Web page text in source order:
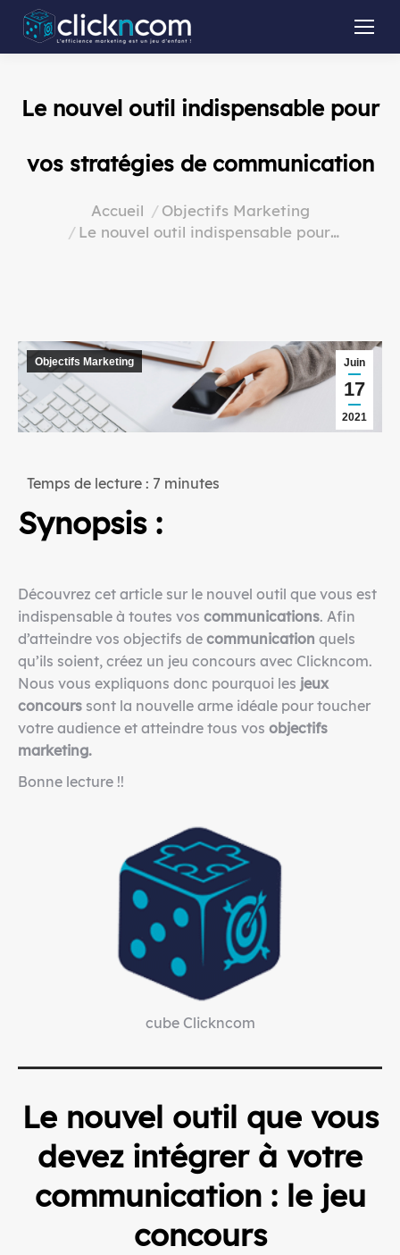
Le nouvel outil indispensable pour
vos stratégies de communication
Vous êtes ici :Accueil
Objectifs Marketing
Le nouvel outil indispensable pour…
Juin
17
2021
Objectifs Marketing
Temps de lecture : 7 minutes
Synopsis :
Découvrez cet article sur le nouvel outil que vous est
indispensable à toutes vos communications. Afin
d’atteindre vos objectifs de communication quels
qu’ils soient, créez un jeu concours avec Clickncom.
Nous vous expliquons donc pourquoi les jeux
concours sont la nouvelle arme idéale pour toucher
votre audience et atteindre tous vos objectifs
marketing.
Bonne lecture !!
cube Clickncom
Le nouvel outil que vous
devez intégrer à votre
communication : le jeu
concours